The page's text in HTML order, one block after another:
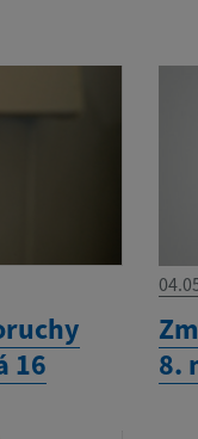
16
8.